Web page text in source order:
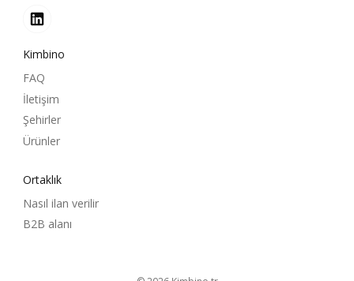
Kimbino
FAQ
İletişim
Şehirler
Ürünler
Ortaklık
Nasıl ilan verilir
B2B alanı